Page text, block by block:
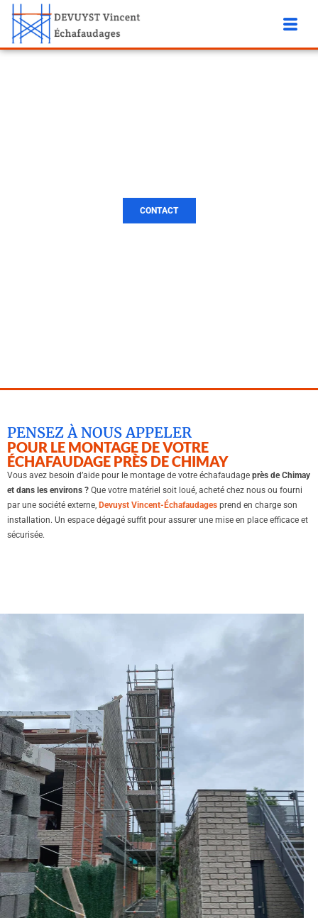
CONTACT
PENSEZ À NOUS APPELER
POUR LE MONTAGE DE VOTRE
ÉCHAFAUDAGE PRÈS DE CHIMAY
Vous avez besoin d’aide pour le montage de votre échafaudage près de Chimay
et dans les environs ? Que votre matériel soit loué, acheté chez nous ou fourni
par une société externe, Devuyst Vincent-Échafaudages prend en charge son
installation. Un espace dégagé suffit pour assurer une mise en place efficace et
sécurisée.